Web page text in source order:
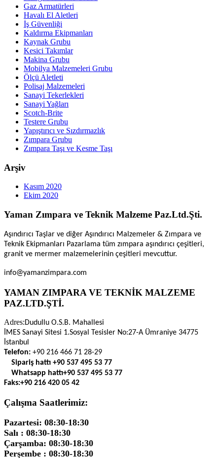
Gaz Armatürleri
Havalı El Aletleri
İş Güvenliği
Kaldırma Ekipmanları
Kaynak Grubu
Kesici Takımlar
Makina Grubu
Mobilya Malzemeleri Grubu
Ölçü Aletleti
Polisaj Malzemeleri
Sanayi Tekerlekleri
Sanayi Yağları
Scotch-Brite
Testere Grubu
Yapıştırıcı ve Sızdırmazlık
Zımpara Grubu
Zımpara Taşı ve Kesme Taşı
Arşiv
Kasım 2020
Ekim 2020
Yaman Zımpara ve Teknik Malzeme Paz.Ltd.Şti.
Aşındırıcı Taşlar ve diğer Aşındırıcı Malzemeler & Zımpara ve
Teknik Ekipmanları Pazarlama tüm zımpara aşındırıcı çeşitleri,
granit ve mermer malzemelerinin çeşitleri mevcuttur.
info@yamanzimpara.com
YAMAN ZIMPARA VE TEKNİK MALZEME
PAZ.LTD.ŞTİ.
Adres:Dudullu O.S.B. Mahallesi
İMES Sanayi Sitesi 1.Sosyal Tesisler No:27-A Ümraniye 34775
İstanbul
Telefon: +90 216 466 71 28-29
Sipariş hattı +90 537 495 53 77
Whatsapp hattı+90 537 495 53 77
Faks:+90 216 420 05 42
Çalışma Saatlerimiz:
Pazartesi: 08:30-18:30
Salı : 08:30-18:30
Çarşamba: 08:30-18:30
Perşembe : 08:30-18:30